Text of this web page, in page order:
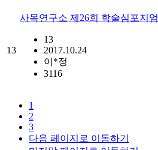
13
사목연구소 제26회 학술심포지엄
13
2017.10.24
이*정
3116
1
2
3
다음 페이지로 이동하기